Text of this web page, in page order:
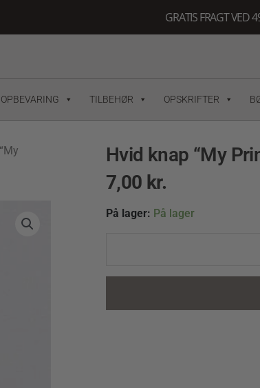
GRATIS FRAGT VED
TILBEHØR OPSKRIFTER
Hvid knap “My
7,00 kr.
På lager: På lager
Hvid
quantity